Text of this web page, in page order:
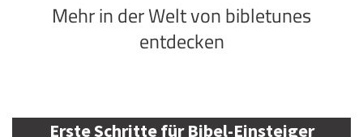
Mehr in der Welt von bibletunes
entdecken
Erste Schritte für Bibel-Einsteiger